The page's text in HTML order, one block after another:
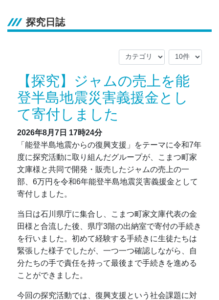
探究日誌
【探究】ジャムの売上を能
登半島地震災害義援金とし
て寄付しました
2026年8月7日 17時24分
「能登半島地震からの復興支援」をテーマに令和7年
度に探究活動に取り組んだグループが、こまつ町家
文庫様と共同で開発・販売したジャムの売上の一
部、6万円を令和6年能登半島地震災害義援金として
寄付しました。
当日は石川県庁に集合し、こまつ町家文庫代表の金
田様と合流した後、県庁3階の出納室で寄付の手続き
を行いました。初めて経験する手続きに生徒たちは
緊張した様子でしたが、一つ一つ確認しながら、自
分たちの手で責任を持って最後まで手続きを進める
ことができました。
今回の探究活動では、復興支援という社会課題に対